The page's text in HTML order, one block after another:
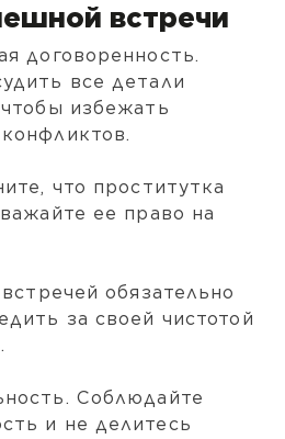
встречи
договоренность.
все детали
избежать
что проститутка
ее право на
обязательно
за своей чистотой
Соблюдайте
и не делитесь